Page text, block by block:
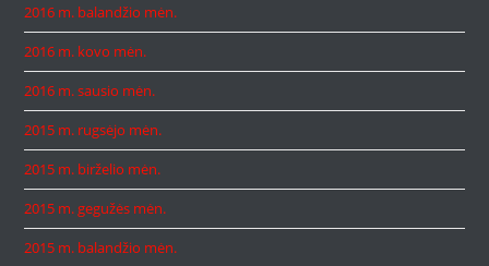
2016 m. balandžio mėn.
2016 m. kovo mėn.
2016 m. sausio mėn.
2015 m. rugsėjo mėn.
2015 m. birželio mėn.
2015 m. gegužės mėn.
2015 m. balandžio mėn.